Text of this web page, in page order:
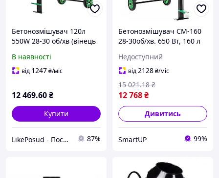
Бетонозмішувач 120л
550W 28-30 об/хв (вінець
В наявності
від 1247₴/міс
12 469.60₴
Купити
LikePosud - Посуд та товари для дому і саду 87%
Бетонозмішувач СМ-160
28-30об/хв. 650 Вт, 160 л
(бетонозмішувач) APRO
Недоступний
від2128₴/міс
12 768₴
15 021.18 ₴
Дивитись
SmartUP 99%